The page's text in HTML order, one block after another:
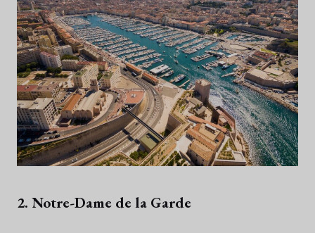
2. Notre-Dame de la Garde